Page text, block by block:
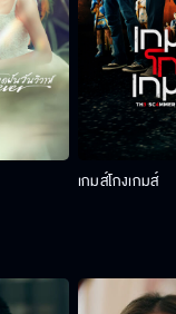
เกมส์โกงเกมส์